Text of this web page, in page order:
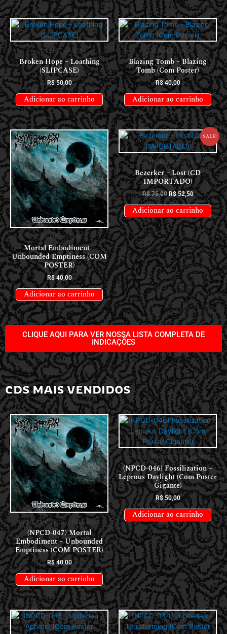
CDS NACIONAIS
Broken Hope – Loathing
(SLIPCASE)
R$50,00
Adicionar ao carrinho
CDS NACIONAIS
Blazing Tomb – Blazing
Tomb (Com Poster)
R$40,00
Adicionar ao carrinho
CDS NACIONAIS
Mortal Embodiment –
Unbounded Emptiness (COM
POSTER)
R$40,00
Adicionar ao carrinho
Sale!
CDS INTERNACIONAIS
Bezerker – Lost (CD
IMPORTADO)
R$75,00 R$52,50
Adicionar ao carrinho
CLIQUE AQUI PARA VER NOSSA LISTA COMPLETA DE
INDICAÇÕES
CDS MAIS VENDIDOS
LANÇAMENTOS // RELEASES
(NPCD-047) Mortal
Embodiment – Unbounded
Emptiness (COM POSTER)
R$40,00
Adicionar ao carrinho
LANÇAMENTOS // RELEASES
(NPCD-046) Fossilization –
Leprous Daylight (Com Poster
Gigante)
R$50,00
Adicionar ao carrinho